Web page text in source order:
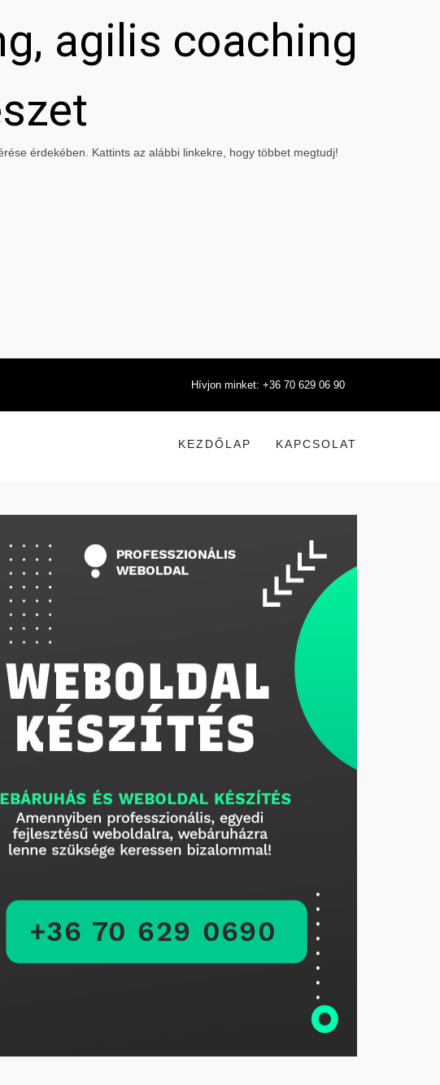
agilis coaching
érdekében. Kattints az alábbi linkekre, hogy többet megtudj!
Hívjon minket: +36 70 629 06 90
KEZDŐLAP KAPCSOLAT